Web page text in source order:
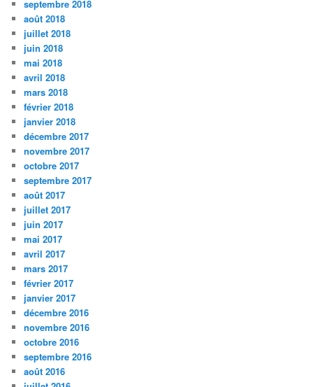
septembre 2018
août 2018
juillet 2018
juin 2018
mai 2018
avril 2018
mars 2018
février 2018
janvier 2018
décembre 2017
novembre 2017
octobre 2017
septembre 2017
août 2017
juillet 2017
juin 2017
mai 2017
avril 2017
mars 2017
février 2017
janvier 2017
décembre 2016
novembre 2016
octobre 2016
septembre 2016
août 2016